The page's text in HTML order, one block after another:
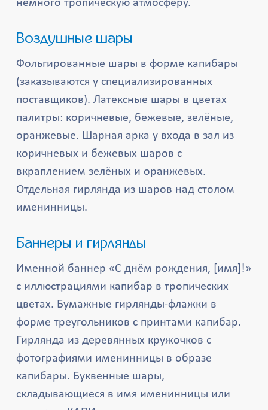
немного тропическую атмосферу.
Воздушные шары
Фольгированные шары в форме капибары
(заказываются у специализированных
поставщиков). Латексные шары в цветах
палитры: коричневые, бежевые, зелёные,
оранжевые. Шарная арка у входа в зал из
коричневых и бежевых шаров с
вкраплением зелёных и оранжевых.
Отдельная гирлянда из шаров над столом
именинницы.
Баннеры и гирлянды
Именной баннер «С днём рождения, [имя]!»
с иллюстрациями капибар в тропических
цветах. Бумажные гирлянды-флажки в
форме треугольников с принтами капибар.
Гирлянда из деревянных кружочков с
фотографиями именинницы в образе
капибары. Буквенные шары,
складывающиеся в имя именинницы или